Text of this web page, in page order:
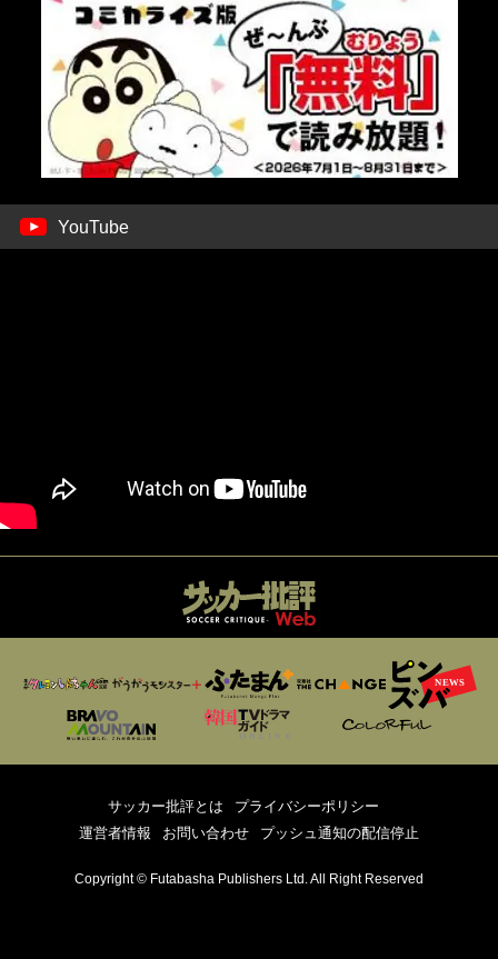
YouTube
サッカー批評とは
プライバシーポリシー
運営者情報
お問い合わせ プッシュ通知の配信停止
Copyright © Futabasha Publishers Ltd. All Right Reserved